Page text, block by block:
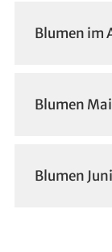
Blumen im
Blumen Mai
Blumen Juni